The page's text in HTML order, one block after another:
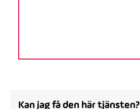
Kan jag få den här tjänsten?